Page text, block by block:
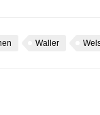
Waller